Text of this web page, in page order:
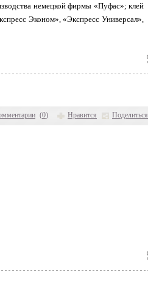
(0) Нравится Поделиться
немецкой фирмы «Пуфас»; клей
Эконом», «Экспресс Универсал»,